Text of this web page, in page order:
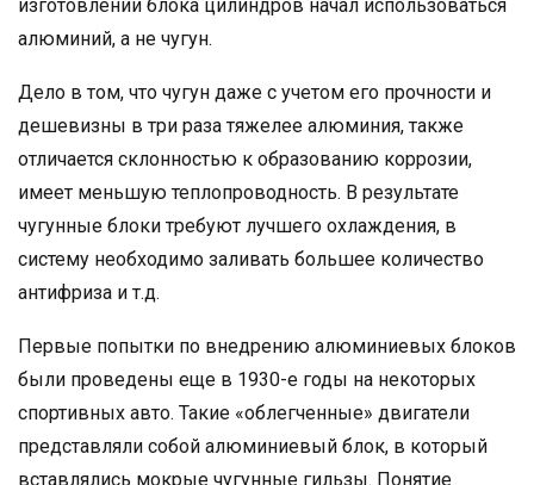
изготовлении блока цилиндров начал использоваться
алюминий, а не чугун.
Дело в том, что чугун даже с учетом его прочности и
дешевизны в три раза тяжелее алюминия, также
отличается склонностью к образованию коррозии,
имеет меньшую теплопроводность. В результате
чугунные блоки требуют лучшего охлаждения, в
систему необходимо заливать большее количество
антифриза и т.д.
Первые попытки по внедрению алюминиевых блоков
были проведены еще в 1930-е годы на некоторых
спортивных авто. Такие «облегченные» двигатели
представляли собой алюминиевый блок, в который
вставлялись мокрые чугунные гильзы. Понятие